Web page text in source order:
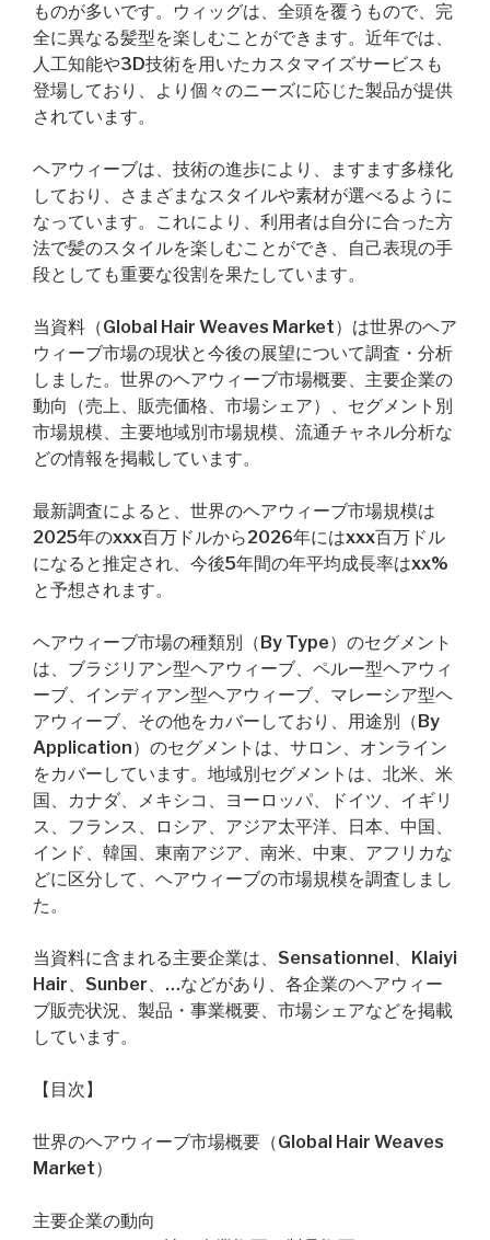
ものが多いです。ウィッグは、全頭を覆うもので、完
全に異なる髪型を楽しむことができます。近年では、
人工知能や3D技術を用いたカスタマイズサービスも
登場しており、より個々のニーズに応じた製品が提供
されています。
ヘアウィーブは、技術の進歩により、ますます多様化
しており、さまざまなスタイルや素材が選べるように
なっています。これにより、利用者は自分に合った方
法で髪のスタイルを楽しむことができ、自己表現の手
段としても重要な役割を果たしています。
当資料（Global Hair Weaves Market）は世界のヘア
ウィーブ市場の現状と今後の展望について調査・分析
しました。世界のヘアウィーブ市場概要、主要企業の
動向（売上、販売価格、市場シェア）、セグメント別
市場規模、主要地域別市場規模、流通チャネル分析な
どの情報を掲載しています。
最新調査によると、世界のヘアウィーブ市場規模は
2025年のxxx百万ドルから2026年にはxxx百万ドル
になると推定され、今後5年間の年平均成長率はxx%
と予想されます。
ヘアウィーブ市場の種類別（By Type）のセグメント
は、ブラジリアン型ヘアウィーブ、ペルー型ヘアウィ
ーブ、インディアン型ヘアウィーブ、マレーシア型ヘ
アウィーブ、その他をカバーしており、用途別（By
Application）のセグメントは、サロン、オンライン
をカバーしています。地域別セグメントは、北米、米
国、カナダ、メキシコ、ヨーロッパ、ドイツ、イギリ
ス、フランス、ロシア、アジア太平洋、日本、中国、
インド、韓国、東南アジア、南米、中東、アフリカな
どに区分して、ヘアウィーブの市場規模を調査しまし
た。
当資料に含まれる主要企業は、Sensationnel、Klaiyi
Hair、Sunber、…などがあり、各企業のヘアウィー
ブ販売状況、製品・事業概要、市場シェアなどを掲載
しています。
【目次】
世界のヘアウィーブ市場概要（Global Hair Weaves
Market）
主要企業の動向